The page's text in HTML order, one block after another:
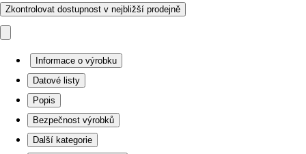
Zkontrolovat dostupnost v nejbližší prodejně
Informace o výrobku
Datové listy
Popis
Bezpečnost výrobků
Další kategorie